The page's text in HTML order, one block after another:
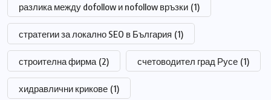
разлика между dofollow и nofollow връзки (1)
стратегии за локално SEO в България (1)
строителна фирма (2) счетоводител град Русе (1)
хидравлични крикове (1)